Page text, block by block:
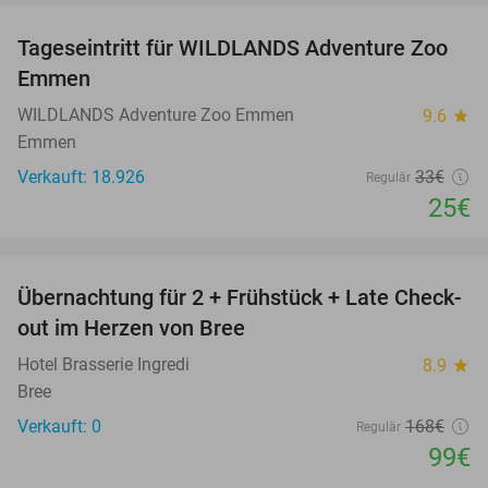
24%
Tageseintritt für WILDLANDS Adventure Zoo
Emmen
WILDLANDS Adventure Zoo Emmen 9.6 star
Emmen
Verkauft: 18.926
Regulär 33€
25€
41%
TODAY
Übernachtung für 2 + Frühstück + Late Check-
out im Herzen von Bree
Hotel Brasserie Ingredi 8.9 star
Bree
Verkauft: 0
Regulär 168€
99€